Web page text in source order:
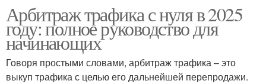
Арбитраж трафика с нуля в 2025
году: полное руководство для
начинающих
Говоря простыми словами, арбитраж трафика – это
выкуп трафика с целью его дальнейшей перепродажи.